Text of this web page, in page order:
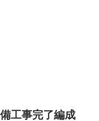
工事完了編成